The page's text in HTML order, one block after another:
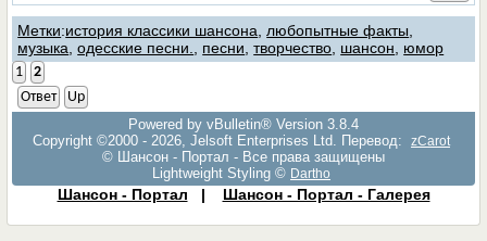
Метки:история классики шансона любопытные факты
музыка ,одесские песни. песни ,творчество шансон юмор
1
2
Ответ
Up
Powered by vBulletin® Version 3.8.4
Copyright ©2000 - 2026, Jelsoft Enterprises Ltd. Перевод:
zCarot
© Шансон - Портал - Все права защищены
Lightweight Styling © Dartho
Шансон - Портал | Шансон - Портал - Галерея